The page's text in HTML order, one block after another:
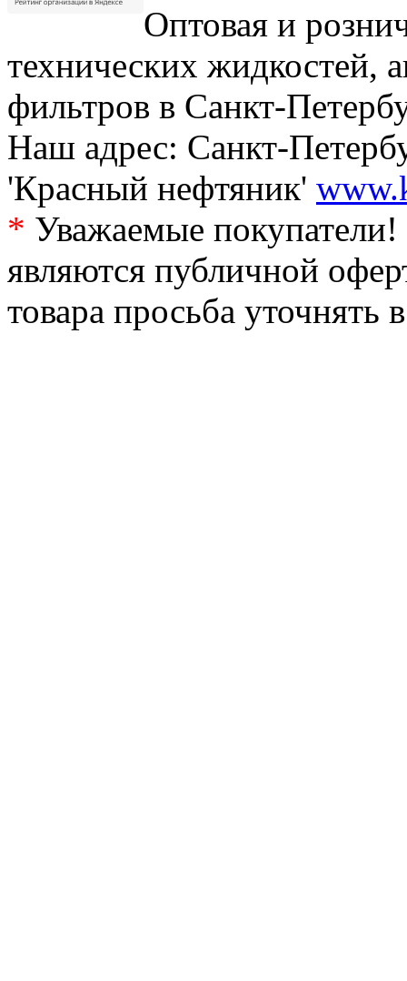
Оптовая и
технических жидкостей,
фильтров в Санкт-
Наш адрес: Санкт-
'Красный нефтяник'
* Уважаемые
являются публичной
товара просьба уточнять